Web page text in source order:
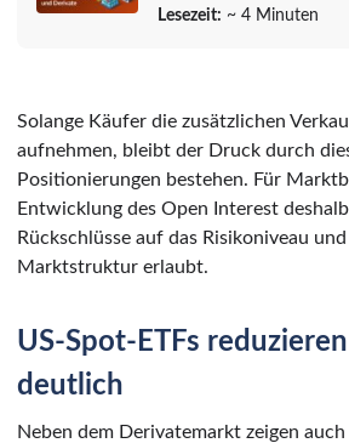
Lesezeit: ~ 4 Minuten
Solange Käufer die zusätzlichen
aufnehmen, bleibt der Druck durch
Positionierungen bestehen. Für
Entwicklung des Open Interest
Rückschlüsse auf das Risikoniveau
Marktstruktur erlaubt.
US-Spot-ETFs
deutlich
Neben dem Derivatemarkt zeigen